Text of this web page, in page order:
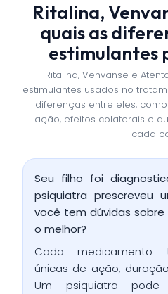
Ritalina,
quais as
estimulantes
Ritalina, Venvanse e
estimulantes usados no
diferenças entre eles,
ação, efeitos colaterais e
cada
Seu filho foi
psiquiatra prescreveu
você tem dúvidas
o melhor?
Cada medicamento
únicas de ação,
Um psiquiatra